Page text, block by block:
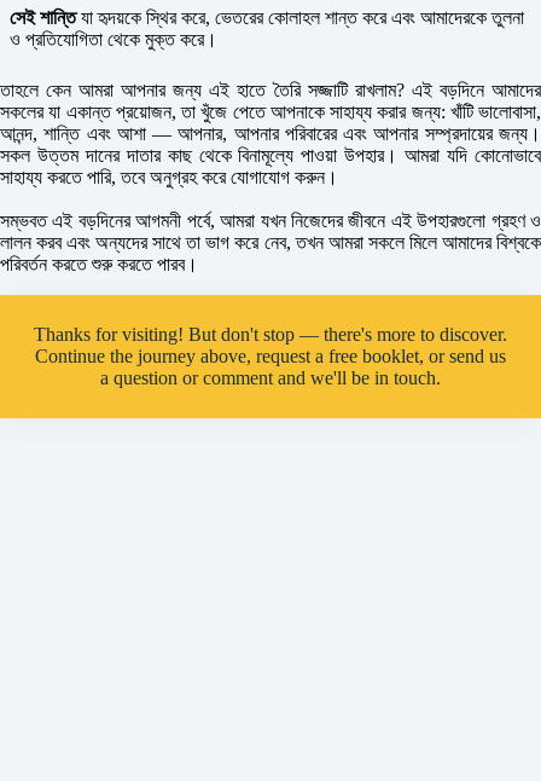
সেই শান্তিযা হৃদয়কে স্থির করে, ভেতরের কোলাহল শান্ত করে এবং আমাদেরকে তুলনা
ও প্রতিযোগিতা থেকে মুক্ত করে।
তাহলে কেন আমরা আপনার জন্য এই হাতে তৈরি সজ্জাটি রাখলাম? এই বড়দিনে আমাদের
সকলের যা একান্ত প্রয়োজন, তা খুঁজে পেতে আপনাকে সাহায্য করার জন্য: খাঁটি ভালোবাসা,
আনন্দ, শান্তি এবং আশা — আপনার, আপনার পরিবারের এবং আপনার সম্প্রদায়ের জন্য।
সকল উত্তম দানের দাতার কাছ থেকে বিনামূল্যে পাওয়া উপহার। আমরা যদি কোনোভাবে
সাহায্য করতে পারি, তবে অনুগ্রহ করে যোগাযোগ করুন।
সম্ভবত এই বড়দিনের আগমনী পর্বে, আমরা যখন নিজেদের জীবনে এই উপহারগুলো গ্রহণ ও
লালন করব এবং অন্যদের সাথে তা ভাগ করে নেব, তখন আমরা সকলে মিলে আমাদের বিশ্বকে
পরিবর্তন করতে শুরু করতে পারব।
Thanks for visiting! But don't stop — there's more to discover.
Continue the journey above, request a free booklet, or send us
a question or comment and we'll be in touch.